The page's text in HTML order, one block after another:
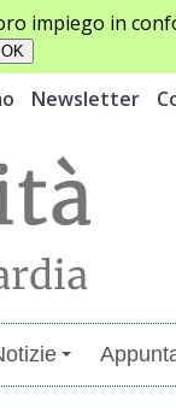
impiego in
Newsletter